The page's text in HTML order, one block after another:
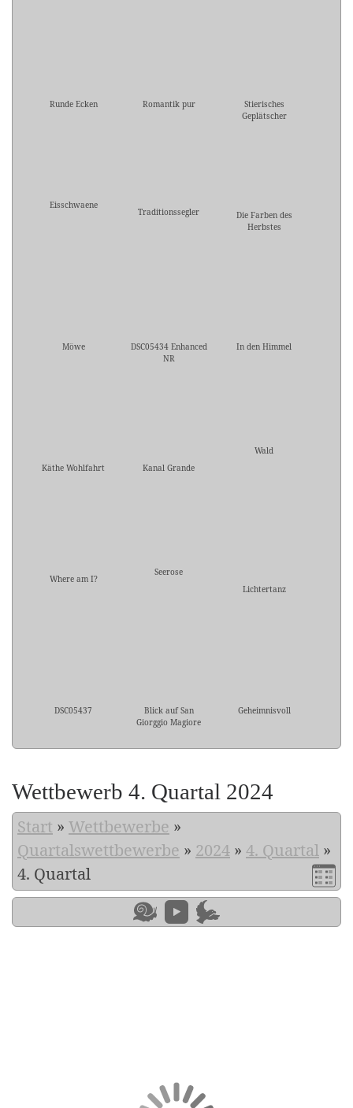
Runde Ecken Romantik pur
Stierisches
Geplätscher
Eisschwaene
Traditionssegler
Die Farben des
Herbstes
Möwe
DSC05434 Enhanced
NR
In den Himmel
Käthe Wohlfahrt Kanal Grande
Wald
Where am I?
Seerose
Lichtertanz
DSC05437
Blick auf San
Giorggio Magiore
Geheimnisvoll
Wettbewerb 4. Quartal 2024
Start » Wettbewerbe »
Quartalswettbewerbe » 2024 » 4. Quartal »
4. Quartal